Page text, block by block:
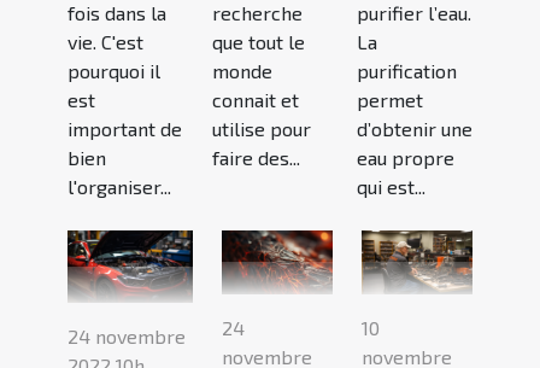
fois dans la
vie. C'est
pourquoi il
est
important de
bien
l'organiser...
recherche
que tout le
monde
connait et
utilise pour
faire des...
purifier l’eau.
La
purification
permet
d’obtenir une
eau propre
qui est...
24 novembre
24
novembre
10
novembre